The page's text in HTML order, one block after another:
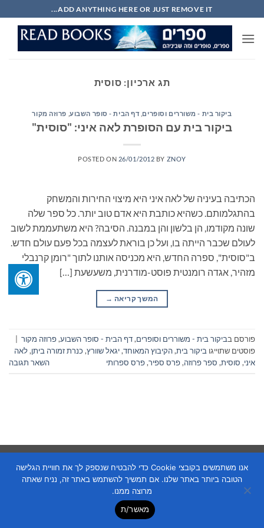
to
content
ADD ANYTHING HERE OR JUST REMOVE IT...
תג ארכיון: סוסית
ביקור בית - משוררים וסופרים דף הבית - סופר השבוע, פרוזה מקור
ביקור בית עם הסופרת לאה איני: "סוסית"
POSTED ON 26/01/2012 BY ZNOY
הכתיבה בעיניה של לאה איני היא מיצוי החירות והמשחק
בהתגלמותם. כשהיא כותבת היא אדם טוב יותר. כל ספר שלה
שונה מקודמו, הן בלשון והן במבנה. הסיבה? היא משתעממת לשוב
לעולם שכבר הייתה בו, ועל כן בוראת לעצמה בכל פעם עולם חדש.
ב"סוסית", ספרה החדש, היא מכניסה אותנו לתוך "רומן קרנבלי
מזהיר, אגדה רומנטית פוסט-מודרנית, משעשעת […]
המשך קריאה →
פורסם בביקור בית - משוררים וסופרים,דף הבית - סופר השבוע,פרוזה מקור
פוסטים שתוייגו ביקור בית,הקיבוץ המאוחד,יגאל שוורץ, כנרת זמורה ביתן,לאה
איני, סוסית, ספר פרוזה,פרס ספיר,פרס ספרותי השאר תגובה
אנו משתמשים בקובצי Cookie כדי להבטיח שנספק לך את חוויית הגלישה
הטובה ביותר באתר שלנו. אם תמשיך להשתמש באתר זה, נניח שאתה
מרוצה ממנו.
מאשר/ת